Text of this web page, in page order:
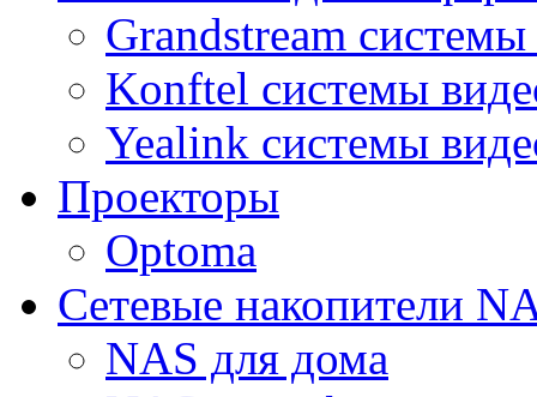
Grandstream
Konftel системы
Yealink системы
Проекторы
Optoma
Сетевые накопители
NAS для дома